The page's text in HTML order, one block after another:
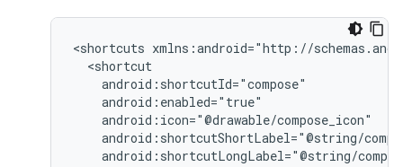
<shortcuts